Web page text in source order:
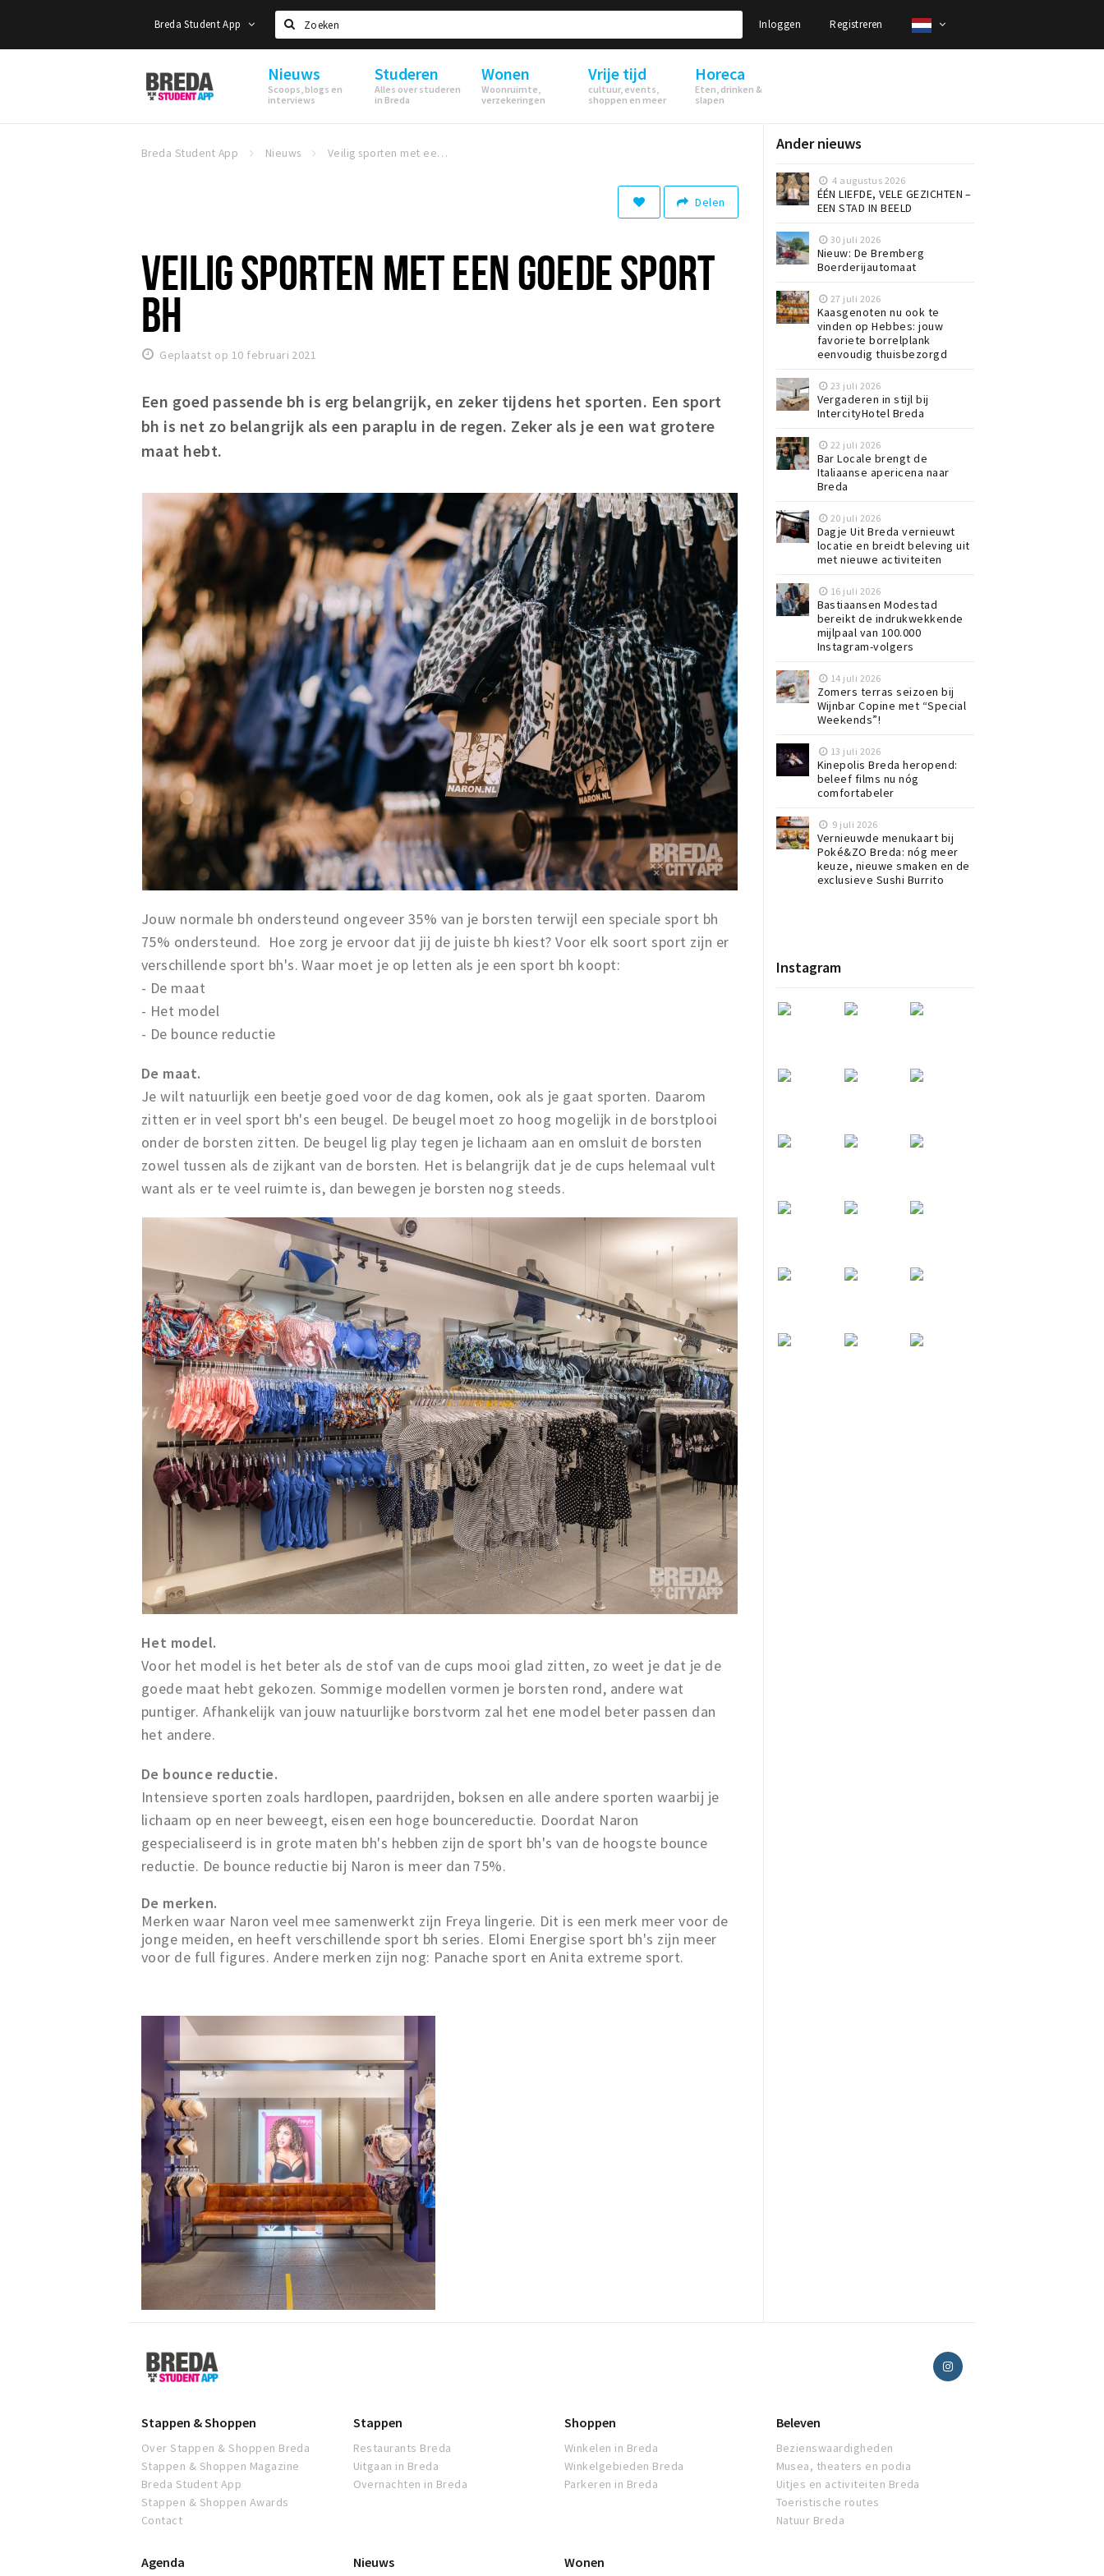
Breda Student App
Zoeken
Inloggen Registreren
Breda
Student
Nieuws
Scoops, blogs en
interviews
Studeren
Alles over studeren
in Breda
Wonen
Woonruimte,
verzekeringen
Vrije tijd
cultuur, events,
shoppen en meer
Horeca
Eten, drinken &
slapen
Breda Student App Nieuws Veilig sporten met een goede sport bh
Delen
VEILIG SPORTEN MET EEN GOEDE SPORT
BH
Geplaatst op 10 februari 2021
Een goed passende bh is erg belangrijk, en zeker tijdens het sporten. Een sport
bh is net zo belangrijk als een paraplu in de regen. Zeker als je een wat grotere
maat hebt.
Jouw normale bh ondersteund ongeveer 35% van je borsten terwijl een speciale sport bh
75% ondersteund. Hoe zorg je ervoor dat jij de juiste bh kiest? Voor elk soort sport zijn er
verschillende sport bh's. Waar moet je op letten als je een sport bh koopt:
- De maat
- Het model
- De bounce reductie
De maat.
Je wilt natuurlijk een beetje goed voor de dag komen, ook als je gaat sporten. Daarom
zitten er in veel sport bh's een beugel. De beugel moet zo hoog mogelijk in de borstplooi
onder de borsten zitten. De beugel lig play tegen je lichaam aan en omsluit de borsten
zowel tussen als de zijkant van de borsten. Het is belangrijk dat je de cups helemaal vult
want als er te veel ruimte is, dan bewegen je borsten nog steeds.
Het model.
Voor het model is het beter als de stof van de cups mooi glad zitten, zo weet je dat je de
goede maat hebt gekozen. Sommige modellen vormen je borsten rond, andere wat
puntiger. Afhankelijk van jouw natuurlijke borstvorm zal het ene model beter passen dan
het andere.
De bounce reductie.
Intensieve sporten zoals hardlopen, paardrijden, boksen en alle andere sporten waarbij je
lichaam op en neer beweegt, eisen een hoge bouncereductie. Doordat Naron
gespecialiseerd is in grote maten bh's hebben zijn de sport bh's van de hoogste bounce
reductie. De bounce reductie bij Naron is meer dan 75%.
De merken.
Merken waar Naron veel mee samenwerkt zijn Freya lingerie. Dit is een merk meer voor de
jonge meiden, en heeft verschillende sport bh series. Elomi Energise sport bh's zijn meer
voor de full figures. Andere merken zijn nog: Panache sport en Anita extreme sport.
Ander nieuws
4 augustus 2026
ÉÉN LIEFDE, VELE GEZICHTEN –
EEN STAD IN BEELD
30 juli 2026
Nieuw: De Bremberg
Boerderijautomaat
27 juli 2026
Kaasgenoten nu ook te
vinden op Hebbes: jouw
favoriete borrelplank
eenvoudig thuisbezorgd
23 juli 2026
Vergaderen in stijl bij
IntercityHotel Breda
22 juli 2026
Bar Locale brengt de
Italiaanse apericena naar
Breda
20 juli 2026
Dagje Uit Breda vernieuwt
locatie en breidt beleving uit
met nieuwe activiteiten
16 juli 2026
Bastiaansen Modestad
bereikt de indrukwekkende
mijlpaal van 100.000
Instagram-volgers
14 juli 2026
Zomers terras seizoen bij
Wijnbar Copine met “Special
Weekends”!
13 juli 2026
Kinepolis Breda heropend:
beleef films nu nóg
comfortabeler
9 juli 2026
Vernieuwde menukaart bij
Poké&ZO Breda: nóg meer
keuze, nieuwe smaken en de
exclusieve Sushi Burrito
Instagram
Breda
Student
App
Stappen & Shoppen
Over Stappen & Shoppen Breda
Stappen & Shoppen Magazine
Breda Student App
Stappen & Shoppen Awards
Contact
Stappen
Restaurants Breda
Uitgaan in Breda
Overnachten in Breda
Shoppen
Winkelen in Breda
Winkelgebieden Breda
Parkeren in Breda
Beleven
Bezienswaardigheden
Musea, theaters en podia
Uitjes en activiteiten Breda
Toeristische routes
Natuur Breda
Agenda Nieuws Wonen